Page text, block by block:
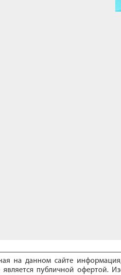
на данном сайте
является публичной офертой.